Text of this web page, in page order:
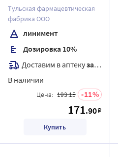
Тульская фармацевтическая
фабрика ООО
линимент
Дозировка 10%
Доставим в аптекузавтра
В наличии
Цена: 193.15 11
171.90₽
Купить